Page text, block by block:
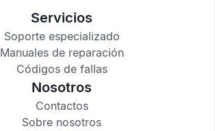
Servicios
Soporte especializado
Manuales de reparación
Códigos de fallas
Nosotros
Contactos
Sobre nosotros